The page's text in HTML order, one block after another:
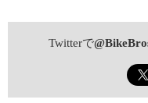
Twitterで